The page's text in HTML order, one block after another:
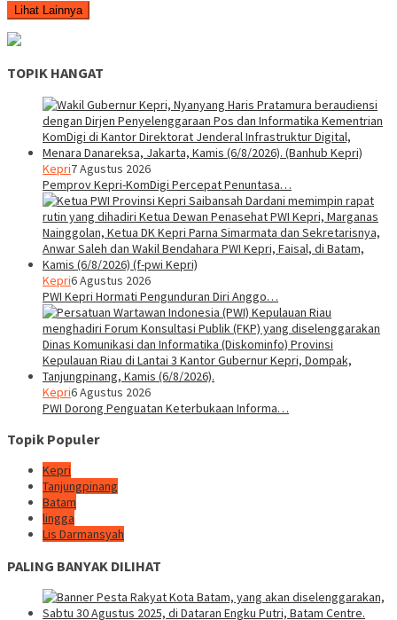
Lihat Lainnya
TOPIK HANGAT
Kepri7 Agustus 2026
Pemprov Kepri-KomDigi Percepat Penuntasa…
Kepri6 Agustus 2026
PWI Kepri Hormati Pengunduran Diri Anggo…
Kepri6 Agustus 2026
PWI Dorong Penguatan Keterbukaan Informa…
Topik Populer
Kepri
Tanjungpinang
Batam
lingga
Lis Darmansyah
PALING BANYAK DILIHAT